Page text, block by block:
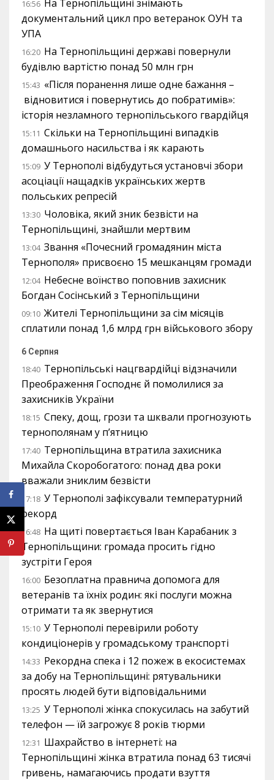
16:56 На Тернопільщині знімають
документальний цикл про ветеранок ОУН та
УПА
16:20 На Тернопільщині державі повернули
будівлю вартістю понад 50 млн грн
15:43 «Після поранення лише одне бажання –
відновитися і повернутись до побратимів»:
історія незламного тернопільського гвардійця
15:11 Скільки на Тернопільщині випадків
домашнього насильства і як карають
15:09 У Тернополі відбудуться установчі збори
асоціації нащадків українських жертв
польських репресій
13:30 Чоловіка, який зник безвісти на
Тернопільщині, знайшли мертвим
13:04 Звання «Почесний громадянин міста
Тернополя» присвоєно 15 мешканцям громади
12:04 Небесне воїнство поповнив захисник
Богдан Сосінський з Тернопільщини
09:10 Жителі Тернопільщини за сім місяців
сплатили понад 1,6 млрд грн військового збору
6 Серпня
18:40 Тернопільські нацгвардійці відзначили
Преображення Господнє й помолилися за
захисників України
18:15 Спеку, дощ, грози та шквали прогнозують
тернополянам у п’ятницю
17:40 Тернопільщина втратила захисника
Михайла Скоробогатого: понад два роки
вважали зниклим безвісти
17:18 У Тернополі зафіксували температурний
рекорд
16:48 На щиті повертається Іван Карабаник з
Тернопільщини: громада просить гідно
зустріти Героя
16:00 Безоплатна правнича допомога для
ветеранів та їхніх родин: які послуги можна
отримати та як звернутися
15:10 У Тернополі перевірили роботу
кондиціонерів у громадському транспорті
14:33 Рекордна спека і 12 пожеж в екосистемах
за добу на Тернопільщині: рятувальники
просять людей бути відповідальними
13:25 У Тернополі жінка спокусилась на забутий
телефон — їй загрожує 8 років тюрми
12:31 Шахрайство в інтернеті: на
Тернопільщині жінка втратила понад 63 тисячі
гривень, намагаючись продати взуття